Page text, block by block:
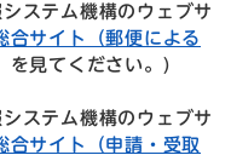
ステム機構のウェブサ
合サイト（郵便による
」を見てください。)
ステム機構のウェブサ
合サイト（申請・受取